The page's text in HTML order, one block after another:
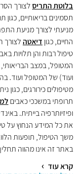
בלוטת התריסלצורך
תסמינים בריאותיים,
מניעתי לצורך מניעת
החיים, כגון דיאטהלצורך
טיפול רבות והן תלויות
המטופל, במצב הבריאותי,
ועוד) של המטופל ועוד.
מטיפולים כירורגים, כגון
תרופתי במשככי כאבים
ופיזיותרפיה בייתית.
את כל המידע הנחוץ על
משך הטיפול, תופעות
באתר זה אינו מהווה
קרא עוד